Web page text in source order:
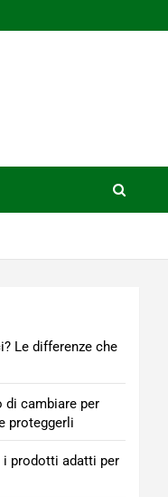
Le differenze che
di cambiare per
proteggerli
i prodotti adatti per